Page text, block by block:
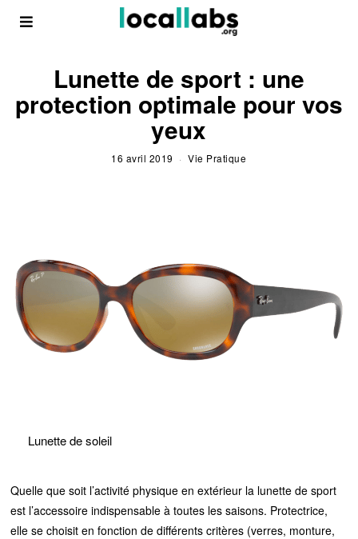
Lunette de sport : une
protection optimale pour vos
yeux
16 avril 2019 Vie Pratique
Lunette de soleil
Quelle que soit l’activité physique en extérieur la lunette de sport
est l’accessoire indispensable à toutes les saisons. Protectrice,
elle se choisit en fonction de différents critères (verres, monture,